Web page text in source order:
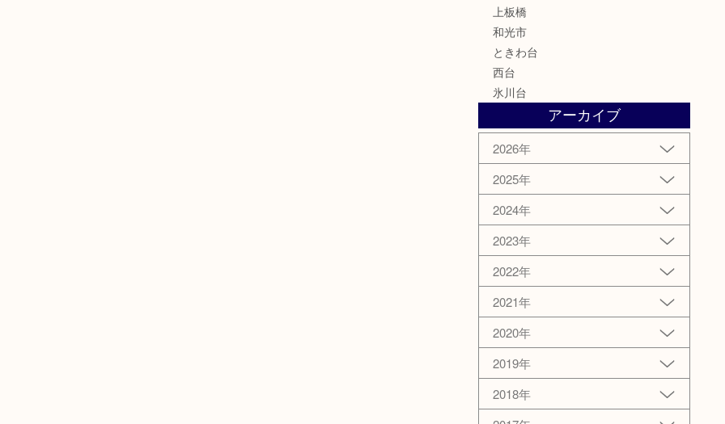
上板橋
和光市
ときわ台
西台
氷川台
アーカイブ
2026年
2025年
2024年
2023年
2022年
2021年
2020年
2019年
2018年